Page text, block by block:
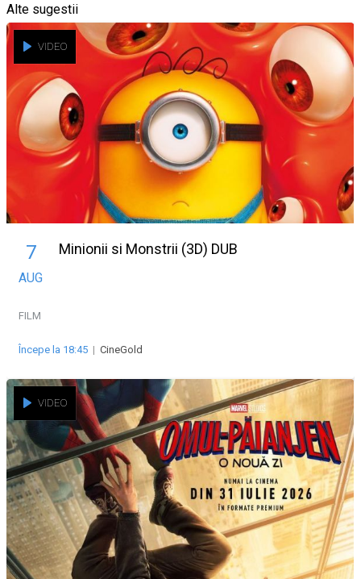
Alte sugestii
VIDEO
7
AUG
Minionii si Monstrii (3D) DUB
FILM
Începe la 18:45 | CineGold
VIDEO